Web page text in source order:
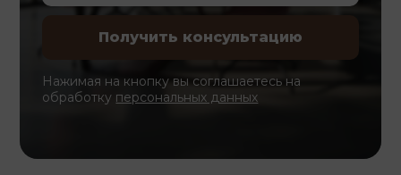
Нажимая на кнопку вы соглашаетесь на
обработку персональных данных